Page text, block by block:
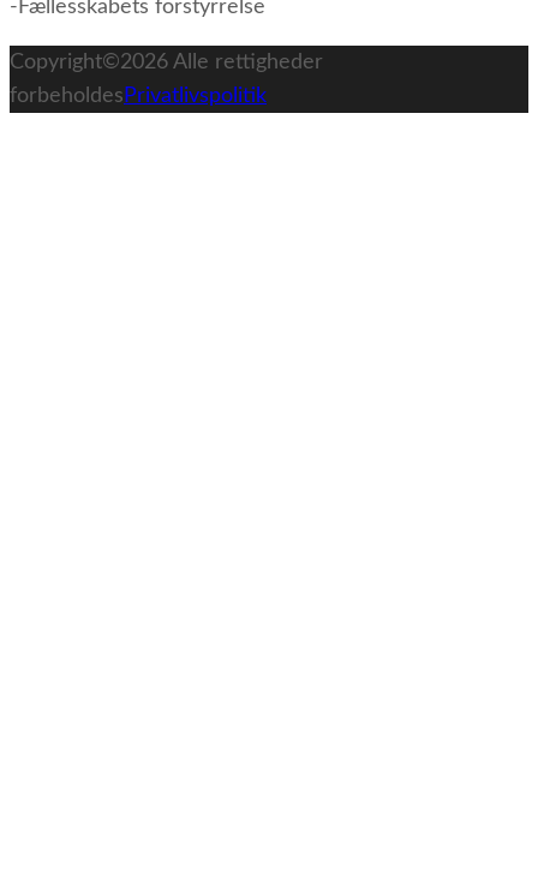
-Fællesskabets forstyrrelse
Copyright©2026 Alle rettigheder
forbeholdes Privatlivspolitik